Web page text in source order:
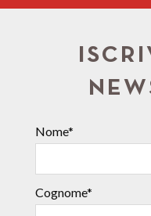
Nome*
Cognome*